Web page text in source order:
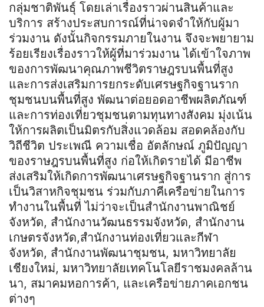
กลุ่มชาติพันธุ์ โดยเล่าเรื่องราวผ่านสินค้าและ
บริการ สร้างประสบการณ์ที่น่าจดจำให้กับผู้มา
ร่วมงาน ดังนั้นกิจกรรมภายในงาน จึงจะพยายาม
ร้อยเรียงเรื่องราวให้ผู้ที่มาร่วมงาน ได้เข้าใจภาพ
ของการพัฒนาคุณภาพชีวิตราษฎรบนพื้นที่สูง
และการส่งเสริมการยกระดับเศรษฐกิจฐานราก
ชุมชนบนพื้นที่สูง พัฒนาต่อยอดอาชีพผลิตภัณฑ์
และการท่องเที่ยวชุมชนตามทุนทางสังคม มุ่งเน้น
ให้การผลิตเป็นมิตรกับสิ่งแวดล้อม สอดคล้องกับ
วิถีชีวิต ประเพณี ความเชื่อ อัตลักษณ์ ภูมิปัญญา
ของราษฎรบนพื้นที่สูง ก่อให้เกิดรายได้ มีอาชีพ
ส่งเสริมให้เกิดการพัฒนาเศรษฐกิจฐานราก สู่การ
เป็นวิสาหกิจชุมชน ร่วมกับภาคีเครือข่ายในการ
ทำงานในพื้นที่ ไม่ว่าจะเป็นสำนักงานพาณิชย์
จังหวัด, สำนักงานวัฒนธรรมจังหวัด, สำนักงาน
เกษตรจังหวัด,สำนักงานท่องเที่ยวและกีฬา
จังหวัด, สำนักงานพัฒนาชุมชน, มหาวิทยาลัย
เชียงใหม่, มหาวิทยาลัยเทคโนโลยีราชมงคลล้าน
นา, สมาคมหอการค้า, และเครือข่ายภาคเอกชน
ต่างๆ